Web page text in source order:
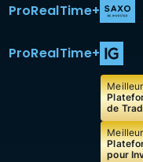
ProRealTime+
ProRealTime+
de
pour